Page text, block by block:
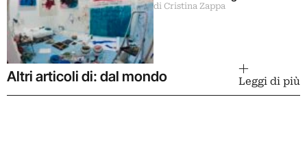
emoziona con la sua creatività
di Cristina Zappa
Altri articoli di: dal mondo Leggi di più